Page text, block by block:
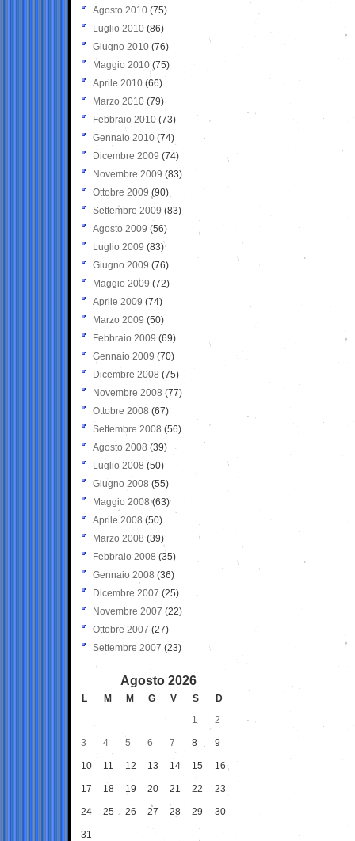
Agosto 2010 (75)
Luglio 2010 (86)
Giugno 2010 (76)
Maggio 2010 (75)
Aprile 2010 (66)
Marzo 2010 (79)
Febbraio 2010 (73)
Gennaio 2010 (74)
Dicembre 2009 (74)
Novembre 2009 (83)
Ottobre 2009 (90)
Settembre 2009 (83)
Agosto 2009 (56)
Luglio 2009 (83)
Giugno 2009 (76)
Maggio 2009 (72)
Aprile 2009 (74)
Marzo 2009 (50)
Febbraio 2009 (69)
Gennaio 2009 (70)
Dicembre 2008 (75)
Novembre 2008 (77)
Ottobre 2008 (67)
Settembre 2008 (56)
Agosto 2008 (39)
Luglio 2008 (50)
Giugno 2008 (55)
Maggio 2008(63)
Aprile 2008 (50)
Marzo 2008 (39)
Febbraio 2008 (35)
Gennaio 2008 (36)
Dicembre 2007 (25)
Novembre 2007 (22)
Ottobre 2007 (27)
Settembre 2007 (23)
Agosto 2026
L M M G V S
D
1
2
3 4 5 6 7 8 9
10 11 12 13 14 15 16
17 18 19 20 21 22 23
24 25 26 27 28 29 30
31